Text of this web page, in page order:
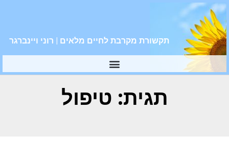
תקשורת מקרבת לחיים מלאים | רוני ויינברגר
תגית: טיפול